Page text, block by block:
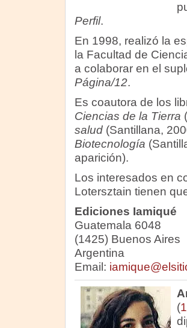
Perfil.
En 1998, realizó la
la Facultad de
a colaborar en el
Página/12.
Es coautora de los
Ciencias de la Tierra
salud(Santillana,
Biotecnología
aparición).
Los interesados en
Lotersztain tienen
Ediciones Iamiqué
Guatemala 6048
(1425) Buenos Aires
Argentina
Email:
(